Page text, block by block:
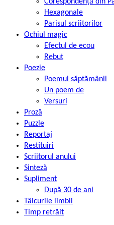
Hexagonale
Parisul scriitorilor
Ochiul magic
Efectul de ecou
Rebut
Poezie
Poemul săptămânii
Un poem de
Versuri
Proză
Puzzle
Reportaj
Restituiri
Scriitorul anului
Sinteză
Supliment
După 30 de ani
Tâlcurile limbii
Timp retrăit